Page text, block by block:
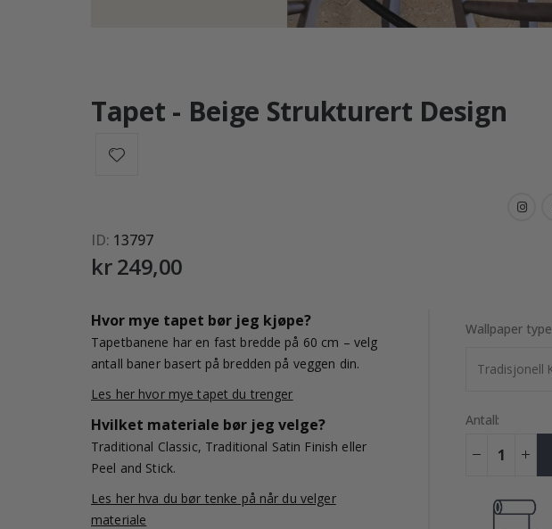
Tapet - Beige Strukturert Design
ID 13797
kr 249,00
Hvor mye tapet bør jeg kjøpe?
Tapetbanene har en fast bredde på 60 cm – velg
antall baner basert på bredden på veggen din.
Les her hvor mye tapet du trenger
Hvilket materiale bør jeg velge?
Traditional Classic, Traditional Satin Finish eller
Peel and Stick.
Les her hva du bør tenke på når du velger
materiale
Wallpaper type
Antall: